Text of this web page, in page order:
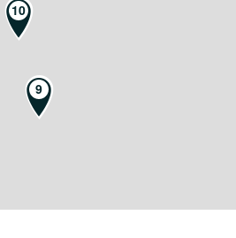
9
10